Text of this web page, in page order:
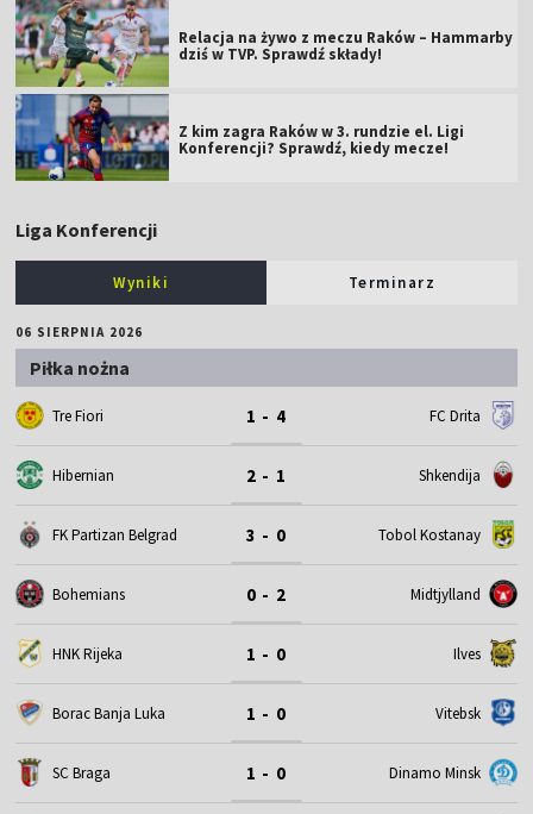
Relacja na żywo z meczu Raków – Hammarby
dziś w TVP. Sprawdź składy!
Z kim zagra Raków w 3. rundzie el. Ligi
Konferencji? Sprawdź, kiedy mecze!
Liga Konferencji
Wyniki Terminarz
06 SIERPNIA 2026
Piłka nożna
Tre Fiori 1 - 4 FC Drita
Hibernian 2 - 1 Shkendija
FK Partizan Belgrad 3 - 0 Tobol Kostanay
Bohemians 0 - 2 Midtjylland
HNK Rijeka 1 - 0 Ilves
Borac Banja Luka 1 - 0 Vitebsk
SC Braga 1 - 0 Dinamo Minsk